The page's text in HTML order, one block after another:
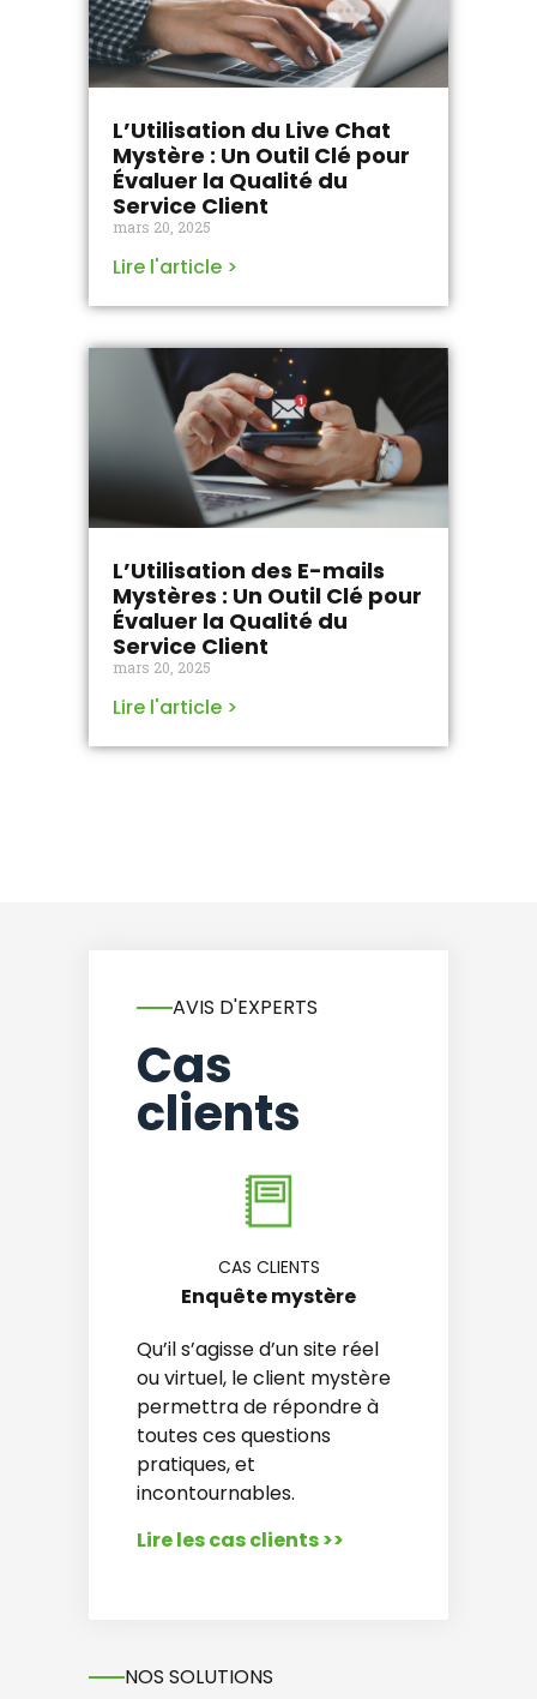
L’Utilisation du Live Chat
Mystère : Un Outil Clé pour
Évaluer la Qualité du
Service Client
mars 20, 2025
Lire l'article >
L’Utilisation des E-mails
Mystères : Un Outil Clé pour
Évaluer la Qualité du
Service Client
mars 20, 2025
Lire l'article >
AVIS D'EXPERTS
Cas
clients
CAS CLIENTS
Enquête mystère
Qu’il s’agisse d’un site réel
ou virtuel, le client mystère
permettra de répondre à
toutes ces questions
pratiques, et
incontournables.
Lire les cas clients >>
NOS SOLUTIONS